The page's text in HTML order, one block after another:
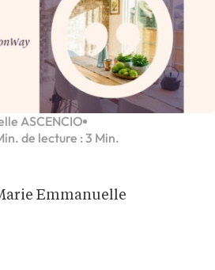
ASCENCIO
de lecture : 3 Min.
Emmanuelle